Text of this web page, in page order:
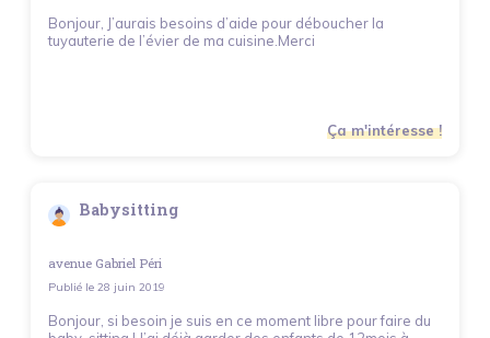
Bonjour, J’aurais besoins d’aide pour déboucher la
tuyauterie de l’évier de ma cuisine.Merci
Ça m'intéresse !
Babysitting
avenue Gabriel Péri
Publié le 28 juin 2019
Bonjour, si besoin je suis en ce moment libre pour faire du